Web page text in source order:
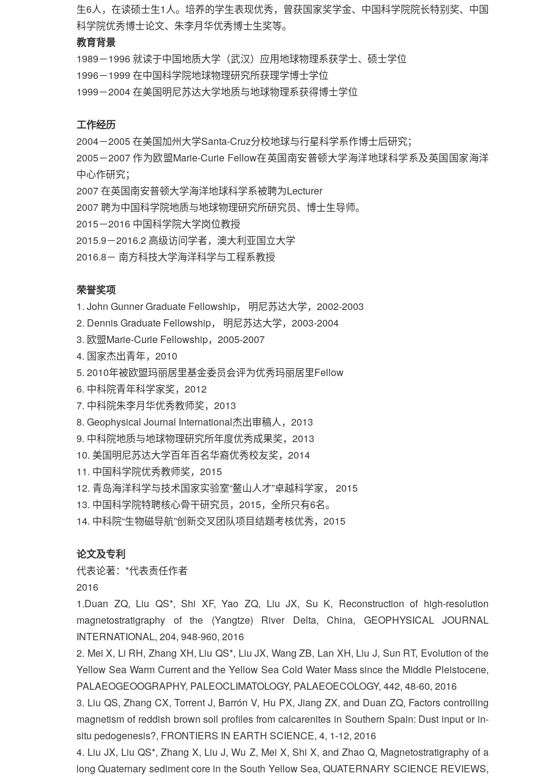
生6人，在读硕士生1人。培养的学生表现优秀，曾获国家奖学金、中国科学院院长特别奖、中国
科学院优秀博士论文、朱李月华优秀博士生奖等。
教育背景
1989－1996 就读于中国地质大学（武汉）应用地球物理系获学士、硕士学位
1996－1999 在中国科学院地球物理研究所获理学博士学位
1999－2004 在美国明尼苏达大学地质与地球物理系获得博士学位
工作经历
2004－2005 在美国加州大学Santa-Cruz分校地球与行星科学系作博士后研究；
2005－2007 作为欧盟Marie-Curie Fellow在英国南安普顿大学海洋地球科学系及英国国家海洋
中心作研究；
2007 在英国南安普顿大学海洋地球科学系被聘为Lecturer
2007 聘为中国科学院地质与地球物理研究所研究员、博士生导师。
2015－2016 中国科学院大学岗位教授
2015.9－2016.2 高级访问学者，澳大利亚国立大学
2016.8－ 南方科技大学海洋科学与工程系教授
荣誉奖项
1. John Gunner Graduate Fellowship， 明尼苏达大学，2002-2003
2. Dennis Graduate Fellowship， 明尼苏达大学，2003-2004
3. 欧盟Marie-Curie Fellowship，2005-2007
4. 国家杰出青年，2010
5. 2010年被欧盟玛丽居里基金委员会评为优秀玛丽居里Fellow
6. 中科院青年科学家奖，2012
7. 中科院朱李月华优秀教师奖，2013
8. Geophysical Journal International杰出审稿人，2013
9. 中科院地质与地球物理研究所年度优秀成果奖，2013
10. 美国明尼苏达大学百年百名华裔优秀校友奖，2014
11. 中国科学院优秀教师奖，2015
12. 青岛海洋科学与技术国家实验室“鳌山人才”卓越科学家， 2015
13. 中国科学院特聘核心骨干研究员，2015，全所只有6名。
14. 中科院“生物磁导航”创新交叉团队项目结题考核优秀，2015
论文及专利
代表论著：*代表责任作者
2016
1.Duan ZQ, Liu QS*, Shi XF, Yao ZQ, Liu JX, Su K, Reconstruction of high-resolution
magnetostratigraphy of the (Yangtze) River Delta, China, GEOPHYSICAL JOURNAL
INTERNATIONAL, 204, 948-960, 2016
2. Mei X, Li RH, Zhang XH, Liu QS*, Liu JX, Wang ZB, Lan XH, Liu J, Sun RT, Evolution of the
Yellow Sea Warm Current and the Yellow Sea Cold Water Mass since the Middle Pleistocene,
PALAEOGEOOGRAPHY, PALEOCLIMATOLOGY, PALAEOECOLOGY, 442, 48-60, 2016
3. Liu QS, Zhang CX, Torrent J, Barrón V, Hu PX, Jiang ZX, and Duan ZQ, Factors controlling
magnetism of reddish brown soil profiles from calcarenites in Southern Spain: Dust input or in-
situ pedogenesis?, FRONTIERS IN EARTH SCIENCE, 4, 1-12, 2016
4. Liu JX, Liu QS*, Zhang X, Liu J, Wu Z, Mei X, Shi X, and Zhao Q, Magnetostratigraphy of a
long Quaternary sediment core in the South Yellow Sea, QUATERNARY SCIENCE REVIEWS,